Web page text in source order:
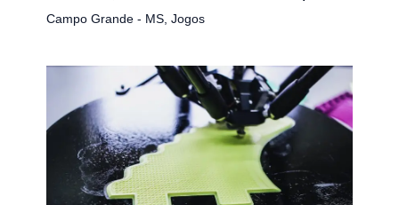
Campo Grande - MS, Jogos